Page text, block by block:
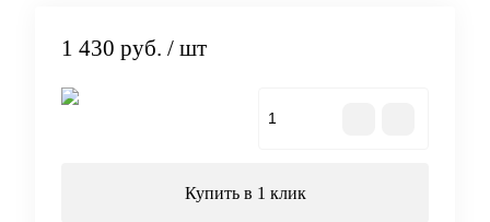
1 430 руб. / шт
Купить в 1 клик